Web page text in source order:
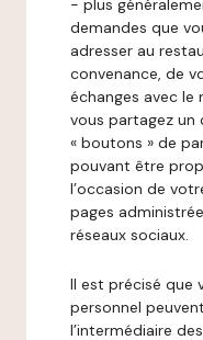
- plus
demandes que
adresser au
convenance, de
échanges avec le
vous partagez un
« boutons » de
pouvant être
l’occasion de
pages
réseaux sociaux.
Il est précisé que
personnel
l’intermédiaire